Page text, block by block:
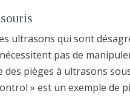
ultrasons qui sont
pas de
pièges à ultrasons
» est un exemple